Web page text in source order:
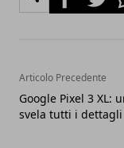
Articolo Precedente
Google Pixel 3 XL:
svela tutti i dettagli